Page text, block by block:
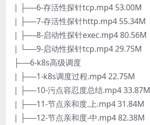
| ├──6-存活性探针tcp.mp4 53.00M
| ├──7-存活性探针http.mp4 55.34M
| ├──8-启动性探针exec.mp4 80.56M
| └──9-启动性探针tcp.mp4 29.75M
├──6-k8s高级调度
| ├──1-k8s调度过程.mp4 22.75M
| ├──10-污点容忍度总结.mp4 33.87M
| ├──11-节点亲和度.上.mp4 31.84M
| ├──12-节点亲和度-中.mp4 82.38M